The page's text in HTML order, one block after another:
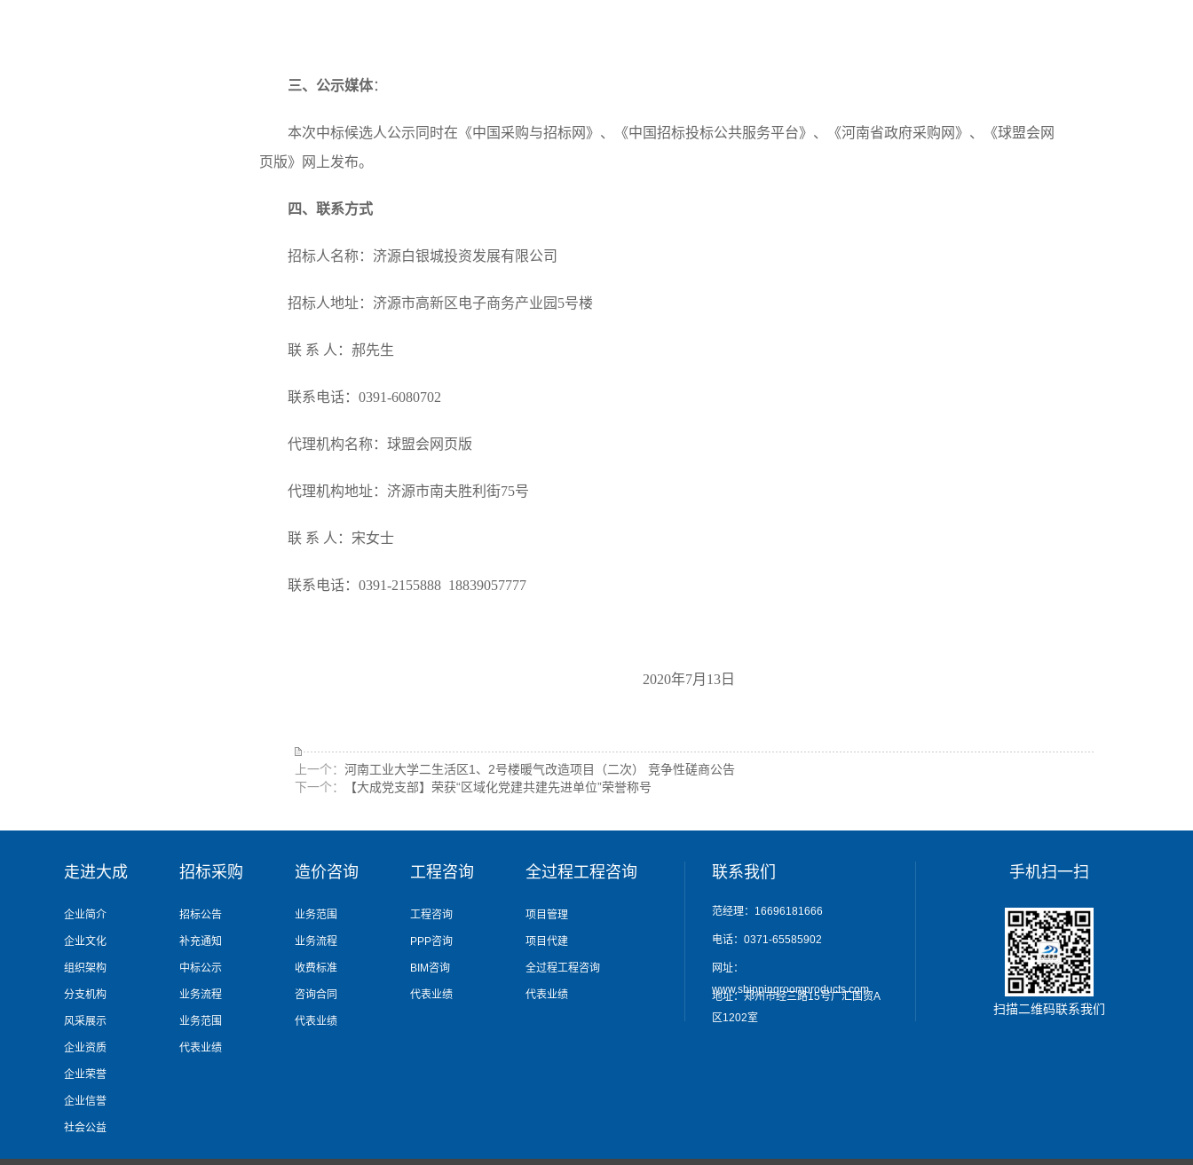
三、公示媒体：
本次中标候选人公示同时在《中国采购与招标网》、《中国招标投标公共服务平台》、《河南省政府采购网》、《球盟会网
页版》网上发布。
四、联系方式
招标人名称：济源白银城投资发展有限公司
招标人地址：济源市高新区电子商务产业园 5号楼
联 系 人：郝先生
联系电话： 0391-6080702
代理机构名称：球盟会网页版
代理机构地址：济源市南夫胜利街75号
联 系 人：宋女士
联系电话： 0391-2155888 18839057777
2020年7月13日
上一个： 河南工业大学二生活区1、2号楼暖气改造项目（二次） 竞争性磋商公告
下一个：
【大成党支部】荣获“区域化党建共建先进单位”荣誉称号
走进大成
企业简介
企业文化
组织架构
分支机构
风采展示
企业资质
企业荣誉
企业信誉
社会公益
招标采购
招标公告
补充通知
中标公示
业务流程
业务范围
代表业绩
造价咨询
业务范围
业务流程
收费标准
咨询合同
代表业绩
工程咨询
工程咨询
PPP咨询
BIM咨询
代表业绩
全过程工程咨询
项目管理
项目代建
全过程工程咨询
代表业绩
联系我们
范经理：16696181666
电话：0371-65585902
网址：
www.shippingroomproducts.com
地址：郑州市经三路15号广汇国贸A
区1202室
手机扫一扫
扫描二维码联系我们